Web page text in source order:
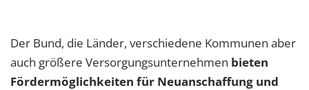
Der Bund, die Länder, verschiedene Kommunen aber
auch größere Versorgungsunternehmen bieten
Fördermöglichkeiten für Neuanschaffung und
cookie_consent